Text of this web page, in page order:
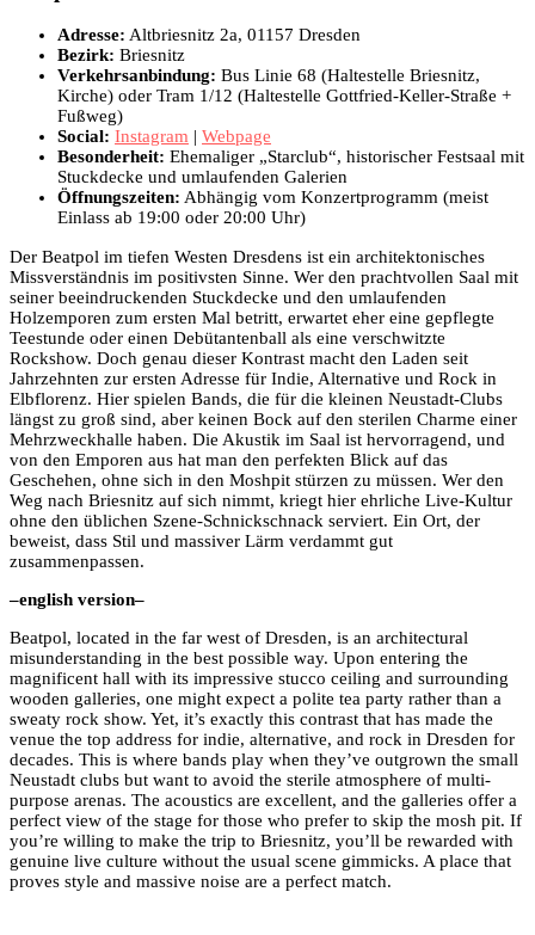
Adresse: Altbriesnitz 2a, 01157 Dresden
Bezirk: Briesnitz
Verkehrsanbindung: Bus Linie 68 (Haltestelle Briesnitz,
Kirche) oder Tram 1/12 (Haltestelle Gottfried-Keller-Straße +
Fußweg)
Social: Instagram | Webpage
Besonderheit: Ehemaliger „Starclub“, historischer Festsaal mit
Stuckdecke und umlaufenden Galerien
Öffnungszeiten: Abhängig vom Konzertprogramm (meist
Einlass ab 19:00 oder 20:00 Uhr)
Der Beatpol im tiefen Westen Dresdens ist ein architektonisches
Missverständnis im positivsten Sinne. Wer den prachtvollen Saal mit
seiner beeindruckenden Stuckdecke und den umlaufenden
Holzemporen zum ersten Mal betritt, erwartet eher eine gepflegte
Teestunde oder einen Debütantenball als eine verschwitzte
Rockshow. Doch genau dieser Kontrast macht den Laden seit
Jahrzehnten zur ersten Adresse für Indie, Alternative und Rock in
Elbflorenz. Hier spielen Bands, die für die kleinen Neustadt-Clubs
längst zu groß sind, aber keinen Bock auf den sterilen Charme einer
Mehrzweckhalle haben. Die Akustik im Saal ist hervorragend, und
von den Emporen aus hat man den perfekten Blick auf das
Geschehen, ohne sich in den Moshpit stürzen zu müssen. Wer den
Weg nach Briesnitz auf sich nimmt, kriegt hier ehrliche Live-Kultur
ohne den üblichen Szene-Schnickschnack serviert. Ein Ort, der
beweist, dass Stil und massiver Lärm verdammt gut
zusammenpassen.
–english version–
Beatpol, located in the far west of Dresden, is an architectural
misunderstanding in the best possible way. Upon entering the
magnificent hall with its impressive stucco ceiling and surrounding
wooden galleries, one might expect a polite tea party rather than a
sweaty rock show. Yet, it’s exactly this contrast that has made the
venue the top address for indie, alternative, and rock in Dresden for
decades. This is where bands play when they’ve outgrown the small
Neustadt clubs but want to avoid the sterile atmosphere of multi-
purpose arenas. The acoustics are excellent, and the galleries offer a
perfect view of the stage for those who prefer to skip the mosh pit. If
you’re willing to make the trip to Briesnitz, you’ll be rewarded with
genuine live culture without the usual scene gimmicks. A place that
proves style and massive noise are a perfect match.